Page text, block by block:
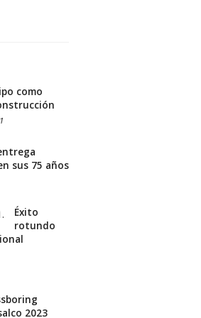
como
1
sus 75 años
Éxito
rotundo
2023